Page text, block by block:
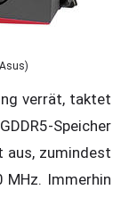
verrät, taktet
Speicher
aus, zumindest
MHz. Immerhin